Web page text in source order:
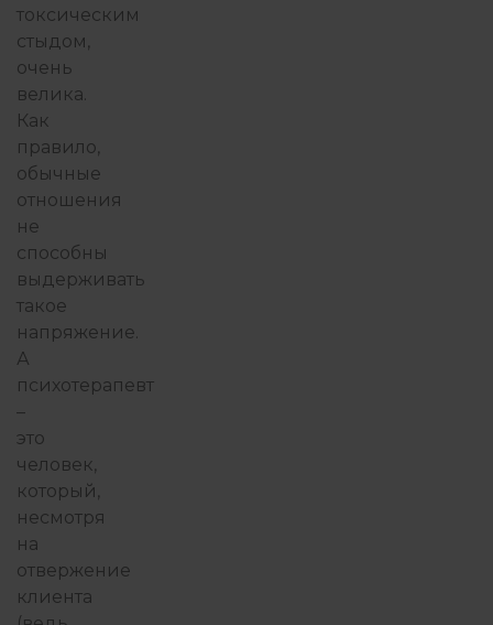
токсическим
стыдом,
очень
велика.
Как
правило,
обычные
отношения
не
способны
выдерживать
такое
напряжение.
А
психотерапевт
–
это
человек,
который,
несмотря
на
отвержение
клиента